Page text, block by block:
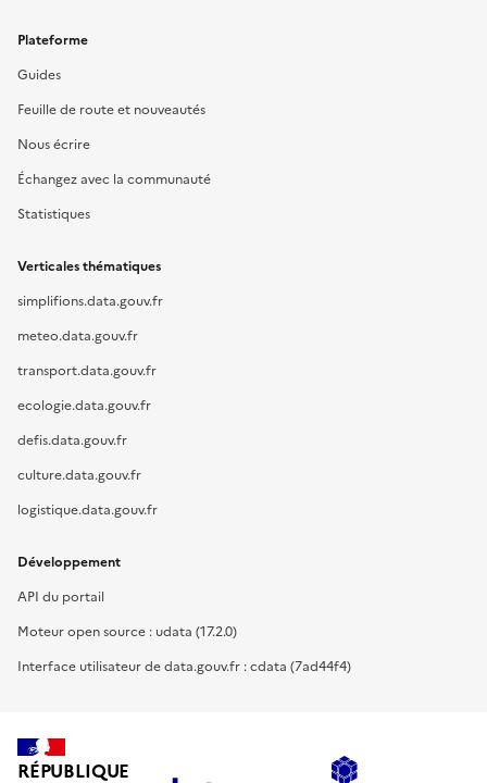
Plateforme
Guides
Feuille de route et nouveautés
Nous écrire
Échangez avec la communauté
Statistiques
Verticales thématiques
simplifions.data.gouv.fr
meteo.data.gouv.fr
transport.data.gouv.fr
ecologie.data.gouv.fr
defis.data.gouv.fr
culture.data.gouv.fr
logistique.data.gouv.fr
Développement
API du portail
Moteur open source : udata (17.2.0)
Interface utilisateur de data.gouv.fr : cdata (7ad44f4)
RÉPUBLIQUE